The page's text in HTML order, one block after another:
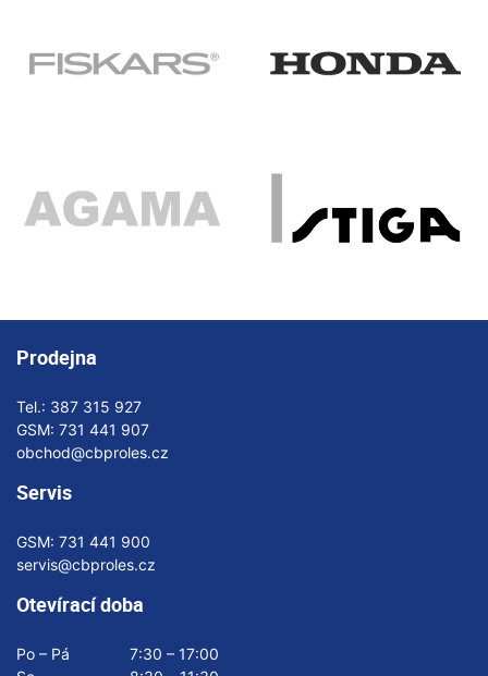
Prodejna
Tel.: 387 315 927
GSM: 731 441 907
obchod@cbproles.cz
Servis
GSM: 731 441 900
servis@cbproles.cz
Otevírací doba
Po – Pá
7:30 – 17:00